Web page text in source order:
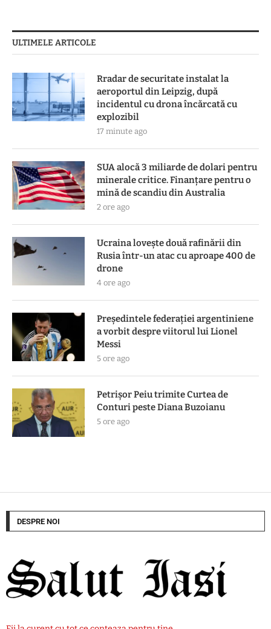
ULTIMELE ARTICOLE
Rradar de securitate instalat la
aeroportul din Leipzig, după
incidentul cu drona încărcată cu
explozibil
17 minute ago
SUA alocă 3 miliarde de dolari pentru
minerale critice. Finanțare pentru o
mină de scandiu din Australia
2 ore ago
Ucraina lovește două rafinării din
Rusia într-un atac cu aproape 400 de
drone
4 ore ago
Președintele federației argentiniene
a vorbit despre viitorul lui Lionel
Messi
5 ore ago
Petrișor Peiu trimite Curtea de
Conturi peste Diana Buzoianu
5 ore ago
DESPRE NOI